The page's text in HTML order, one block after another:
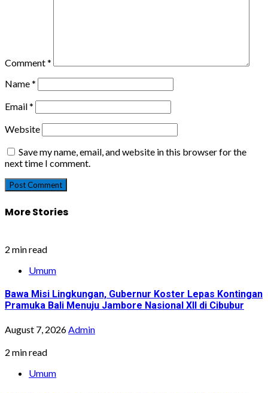
Comment*
Name*
Email*
Website
Save my name, email, and website in this browser for the
next time I comment.
More Stories
2 min read
Umum
Bawa Misi Lingkungan, Gubernur Koster Lepas Kontingan
Pramuka Bali Menuju Jambore Nasional XII di Cibubur
August 7, 2026Admin
2 min read
Umum